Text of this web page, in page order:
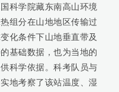
科学院藏东南高山环境
组分在山地地区传输过
化条件下山地垂直带及
基础数据，也为当地的
科学依据。科考队员与
地考察了该站温度、湿